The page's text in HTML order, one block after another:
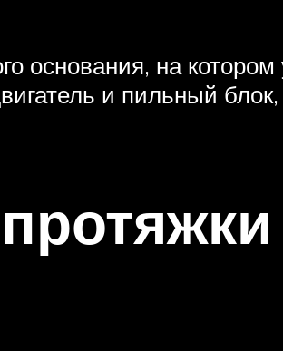
основания, на котором
и пильный